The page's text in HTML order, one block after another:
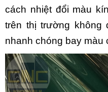
cách nhiệt đổi màu
trên thị trường không
nhanh chóng bay màu